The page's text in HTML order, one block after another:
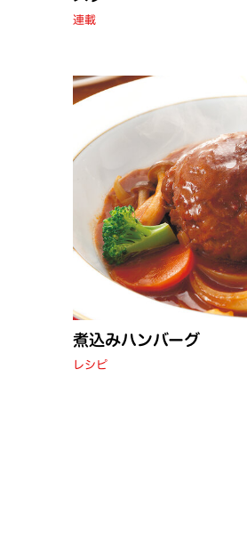
連載
煮込みハンバーグ
レシピ